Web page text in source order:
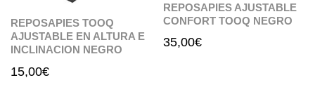
REPOSAPIES TOOQ
AJUSTABLE EN ALTURA E
INCLINACION NEGRO
15,00€
REPOSAPIES AJUSTABLE
CONFORT TOOQ NEGRO
35,00€